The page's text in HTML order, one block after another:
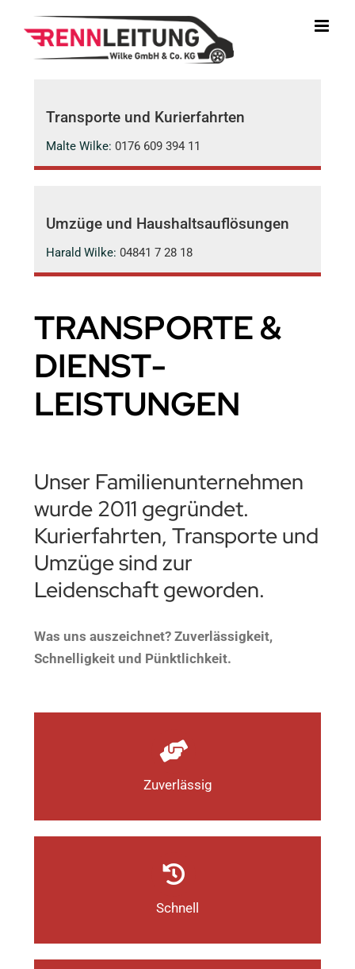
Inhalt
springen
Transporte und Kurierfahrten
Malte Wilke: 0176 609 394 11
Umzüge und Haushaltsauflösungen
Harald Wilke: 04841 7 28 18
TRANSPORTE &
DIENST­
LEISTUNGEN
Unser Familienunternehmen
wurde 2011 gegründet.
Kurierfahrten, Transporte und
Umzüge sind zur
Leidenschaft geworden.
Was uns auszeichnet? Zuverlässigkeit,
Schnelligkeit und Pünktlichkeit.
Zuverlässig
Schnell